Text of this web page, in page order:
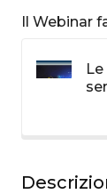
Il Webinar